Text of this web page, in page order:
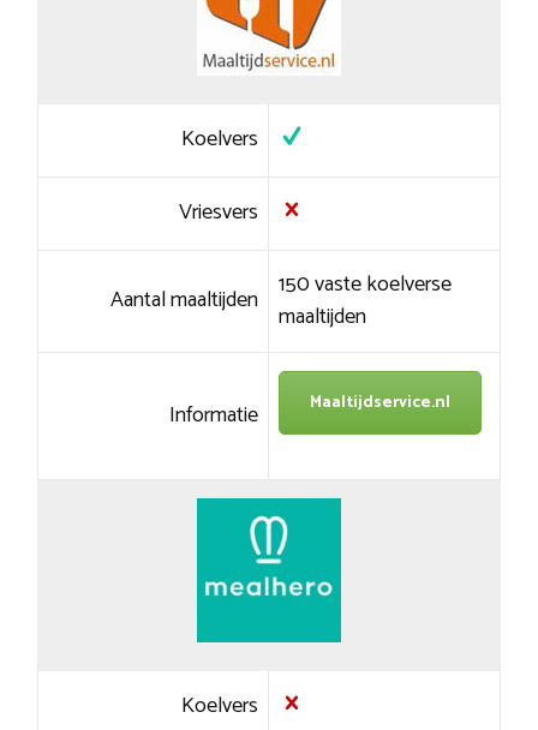
Koelvers
Vriesvers
Aantal maaltijden 150 vaste koelverse
maaltijden
Informatie Maaltijdservice.nl
Koelvers